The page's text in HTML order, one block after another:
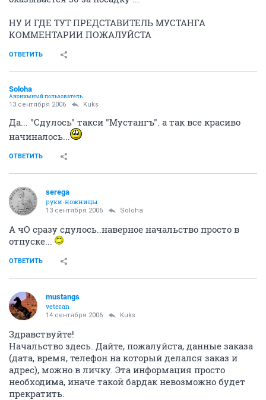
НУ И ГДЕ ТУТ ПРЕДСТАВИТЕЛЬ МУСТАНГА
КОММЕНТАРИИ ПОЖАЛУЙСТА
ОТВЕТИТЬ
Soloha
Анонимный пользователь
13 сентября 2006 Kuks
Да... "Сдулось" такси "Мустангъ". а так все красиво
начиналось...
ОТВЕТИТЬ
serega
руки-ножницы
13 сентября 2006 Soloha
А чО сразу сдулось..наверное начальство просто в
отпуске...
ОТВЕТИТЬ
mustangs
veteran
14 сентября 2006 Kuks
Здравствуйте!
Начальство здесь. Дайте, пожалуйста, данные заказа
(дата, время, телефон на который делался заказ и
адрес), можно в личку. Эта информация просто
необходима, иначе такой бардак невозможно будет
прекратить.